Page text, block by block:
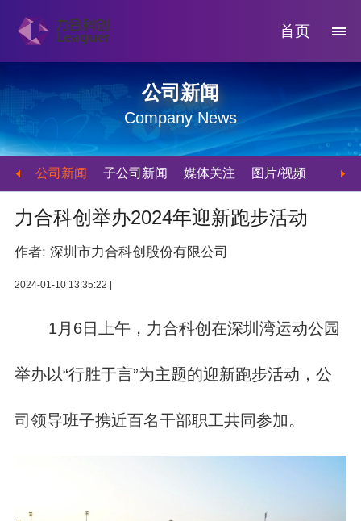
首页
公司新闻
Company News
公司新闻 子公司新闻 媒体关注 图片/视频
力合科创举办2024年迎新跑步活动
作者: 深圳市力合科创股份有限公司
2024-01-10 13:35:22 |
1月6日上午，力合科创在深圳湾运动公园
举办以“行胜于言”为主题的迎新跑步活动，公
司领导班子携近百名干部职工共同参加。